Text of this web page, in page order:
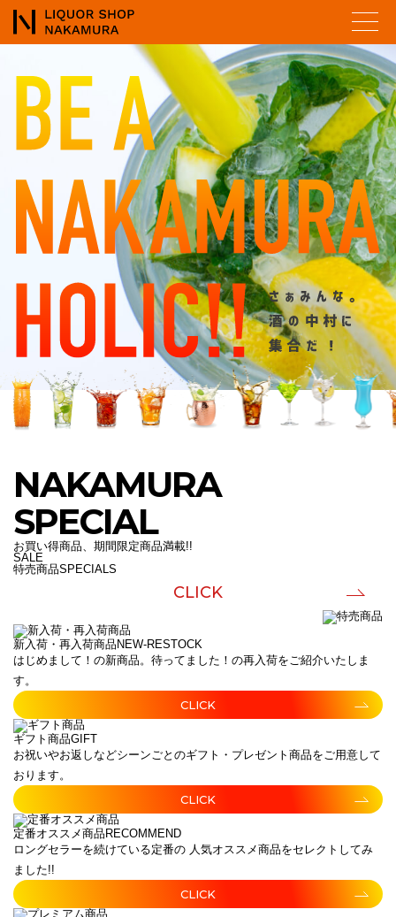
NAKAMURA
SPECIAL
お買い得商品、期間限定商品満載!!
SALE
特売商品SPECIALS
CLICK
新入荷・再入荷商品 NEW-RESTOCK
はじめまして！の新商品。待ってました！の再入荷をご紹介いたしま
す。
CLICK
ギフト商品GIFT
お祝いやお返しなどシーンごとのギフト・プレゼント商品をご用意して
おります。
CLICK
定番オススメ商品 RECOMMEND
ロングセラーを続けている定番の 人気オススメ商品をセレクトしてみ
ました!!
CLICK